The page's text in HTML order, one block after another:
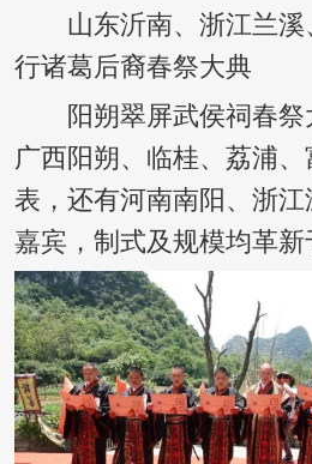
山东沂南、浙江兰溪
行诸葛后裔春祭大典
阳朔翠屏武侯祠春祭
广西阳朔、临桂、荔浦
表，还有河南南阳、浙
嘉宾，制式及规模均革新